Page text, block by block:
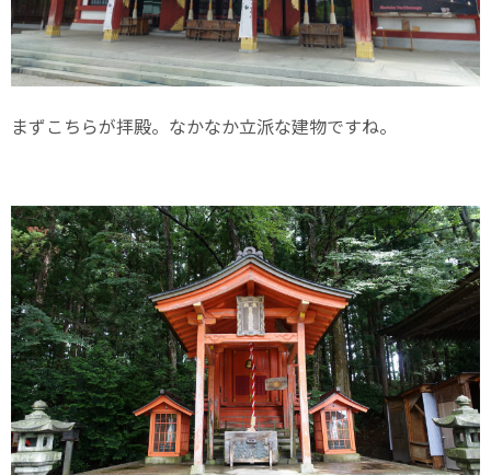
まずこちらが拝殿。なかなか立派な建物ですね。